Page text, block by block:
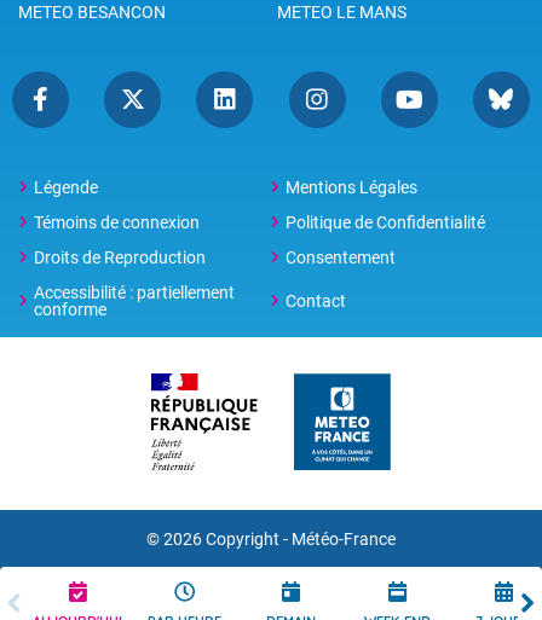
METEO BESANCON
METEO LE MANS
Légende
Mentions Légales
Témoins de connexion
Politique de Confidentialité
Droits de Reproduction
Consentement
Accessibilité : partiellement
conforme
Contact
© 2026 Copyright - Météo-France